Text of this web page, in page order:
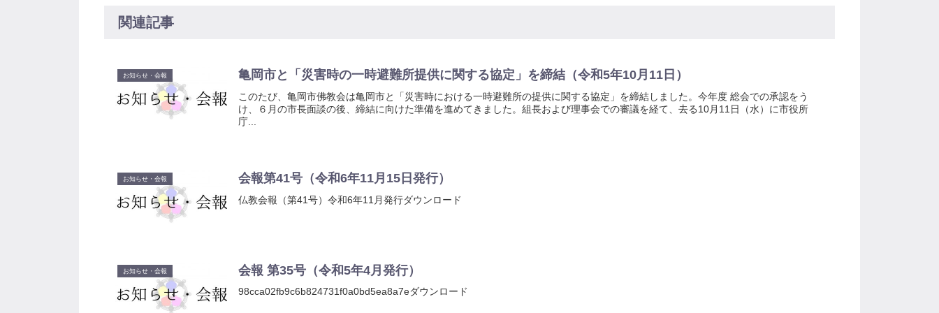
関連記事
お知らせ・会報 亀岡市と「災害時の一時避難所提供に関する協定」を締結（令和5年10月11日）
このたび、亀岡市佛教会は亀岡市と「災害時における一時避難所の提供に関する協定」を締結しました。今年度 総会での承認をう
け、６月の市長面談の後、締結に向けた準備を進めてきました。組長および理事会での審議を経て、去る10月11日（水）に市役所
庁...
お知らせ・会報 会報第41号（令和6年11月15日発行）
仏教会報（第41号）令和6年11月発行ダウンロード
お知らせ・会報 会報 第35号（令和5年4月発行）
98cca02fb9c6b824731f0a0bd5ea8a7eダウンロード